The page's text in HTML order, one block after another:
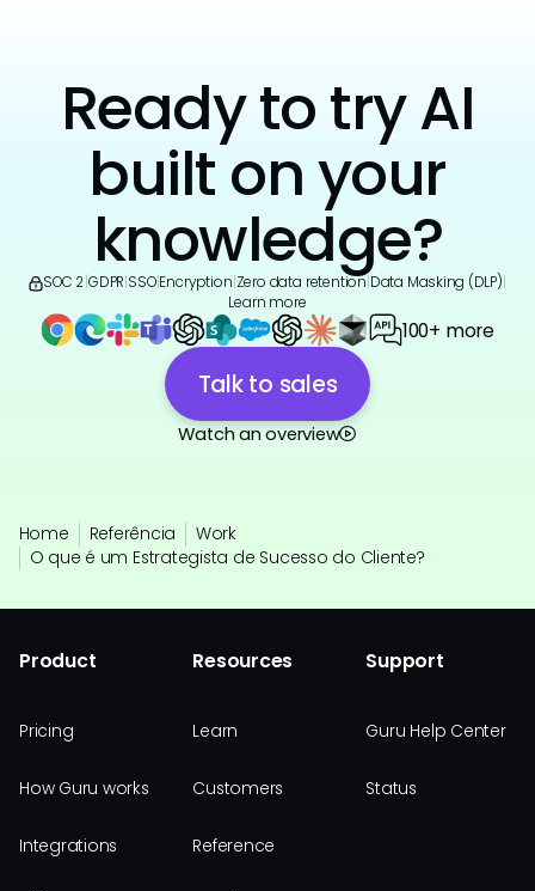
Ready to try AI
built on your
knowledge?
SOC 2 GDPR SSO|Encryption Zero data retention Data Masking (DLP)
Learn more
100+ more
Talk to sales
Watch an overview
Home Referência
Work
O que é um Estrategista de Sucesso do Cliente?
Product
Pricing
How Guru works
Integrations
Resources
Learn
Customers
Reference
Support
Guru Help Center
Status